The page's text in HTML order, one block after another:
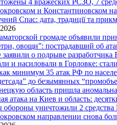
и Константиновском
Спас: дата, традиції та
громаде объявили
овощи”: пострадавший об
о подрыве разработчика
и насиловали в Горловке:
минимум 35 атак РФ по
до безымянных
область пришла
атака на Киев и область:
уничтожили 2
направлении снова